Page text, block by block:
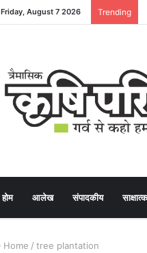
Friday, August 7 2026 Trending
होम आलेख संपादकीय
Home / tree plantation